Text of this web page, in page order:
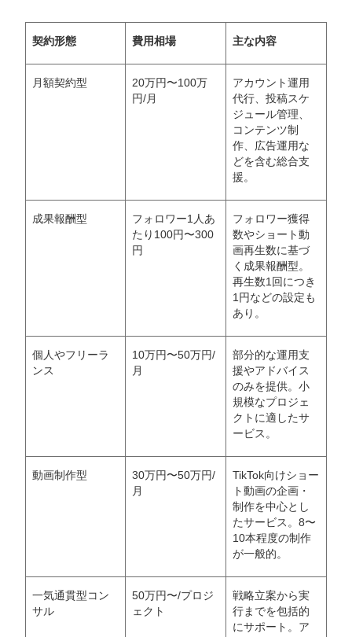
会社概要資料をダウンロー
〒160-0023 東京都新宿区西新宿3丁目8番3号 新
契約形態 費用相場 主な内容
月額契約型
20万円〜100万
円/月
アカウント運用
代行、投稿スケ
ジュール管理、
コンテンツ制
作、広告運用な
どを含む総合支
援。
成果報酬型
フォロワー1人あ
たり100円〜300
円
フォロワー獲得
数やショート動
画再生数に基づ
く成果報酬型。
再生数1回につき
1円などの設定も
あり。
個人やフリーラ
ンス
10万円〜50万円/
月
部分的な運用支
援やアドバイス
のみを提供。小
規模なプロジェ
クトに適したサ
ービス。
動画制作型
30万円〜50万円/
月
TikTok向けショー
ト動画の企画・
制作を中心とし
たサービス。8〜
10本程度の制作
が一般的。
一気通貫型コン
サル
50万円〜/プロジ
ェクト
戦略立案から実
行までを包括的
にサポート。ア